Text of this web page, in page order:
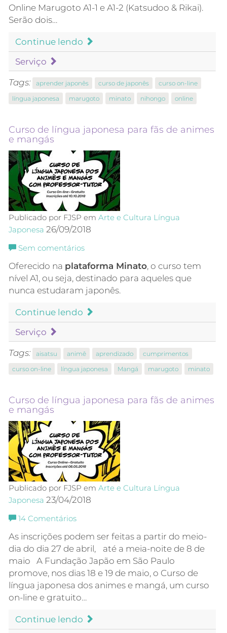
Online Marugoto A1-1 e A1-2 (Katsudoo & Rikai).
Serão dois…
Continue lendo
Serviço
Tags: aprender japonês curso de japonês
curso on-line
língua japonesa
marugoto minato nihongo online
Curso de língua japonesa para fãs de animes
e mangás
Publicado por FJSP em Arte e Cultura Língua
Japonesa 26/09/2018
Sem comentários
Oferecido na plataforma Minato, o curso tem
nível A1, ou seja, destinado para aqueles que
nunca estudaram japonês.
Continue lendo
Serviço
Tags: aisatsu animê aprendizado
cumprimentos
curso on-line
língua japonesa Mangá marugoto minato
Curso de língua japonesa para fãs de animes
e mangás
Publicado por FJSP em Arte e Cultura Língua
Japonesa 23/04/2018
14 Comentários
As inscrições podem ser feitas a partir do meio-
dia do dia 27 de abril, até a meia-noite de 8 de
maio A Fundação Japão em São Paulo
promove, nos dias 18 e 19 de maio, o Curso de
língua japonesa dos animes e mangá, um curso
on-line e gratuito…
Continue lendo